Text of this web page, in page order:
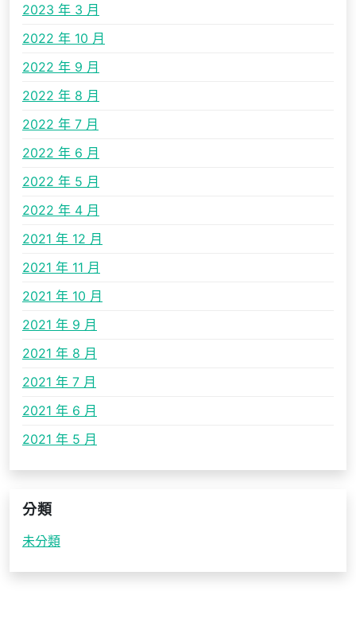
2023 年 3 月
2022 年 10 月
2022 年 9 月
2022 年 8 月
2022 年 7 月
2022 年 6 月
2022 年 5 月
2022 年 4 月
2021 年 12 月
2021 年 11 月
2021 年 10 月
2021 年 9 月
2021 年 8 月
2021 年 7 月
2021 年 6 月
2021 年 5 月
分類
未分類